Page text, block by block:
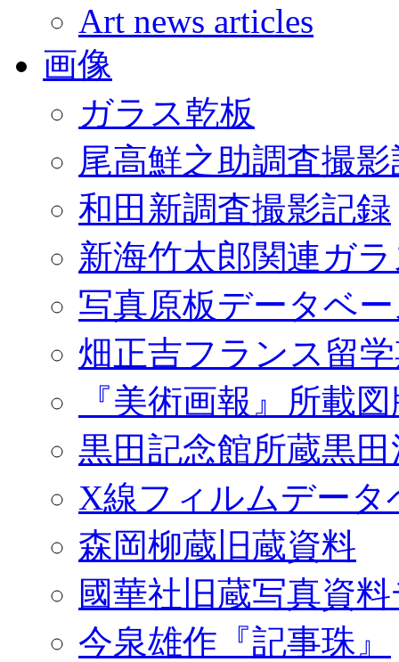
Art news articles
画像
ガラス乾板
尾高鮮之助調査撮
和田新調査撮影記録
新海竹太郎関連ガ
写真原板データベ
畑正吉フランス留
『美術画報』所載
黒田記念館所蔵黒
X線フィルムデータ
森岡柳蔵旧蔵資料
國華社旧蔵写真資
今泉雄作『記事珠』